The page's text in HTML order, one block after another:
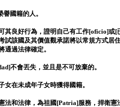
國籍的人。
其良好行為，證明自己有工作[oficio]或
試該國及其價值觀承諾將以常規方式居
通過法律確定。
不會丟失，並且是不可放棄的。
女在未成年子女時獲得國籍。
法和法律，為祖國[Patria]服務，捍衛憲